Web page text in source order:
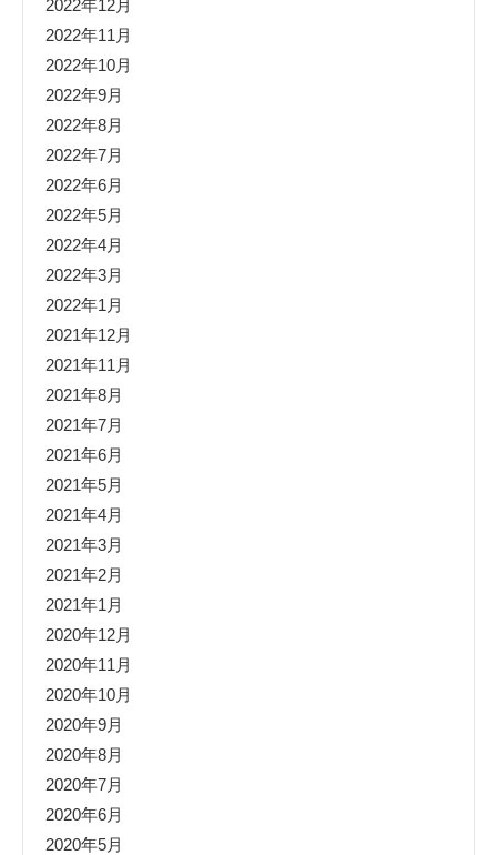
2022年12月
2022年11月
2022年10月
2022年9月
2022年8月
2022年7月
2022年6月
2022年5月
2022年4月
2022年3月
2022年1月
2021年12月
2021年11月
2021年8月
2021年7月
2021年6月
2021年5月
2021年4月
2021年3月
2021年2月
2021年1月
2020年12月
2020年11月
2020年10月
2020年9月
2020年8月
2020年7月
2020年6月
2020年5月